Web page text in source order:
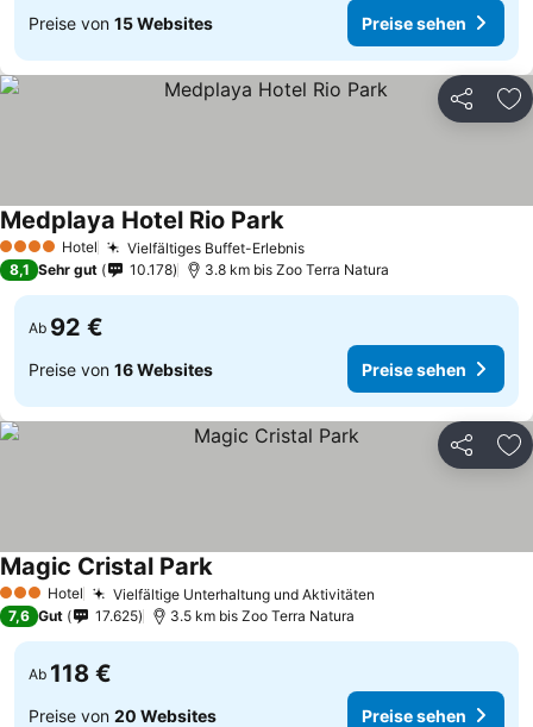
Preise von 15 Websites Preise sehen
Teilen
4 Sterne Hotel Vielfältiges Buffet-Erlebnis
Medplaya Hotel Rio Park
8,1 Sehr gut 10.178 3.8 km bis Zoo Terra Natura
Ab 92 €
Preise von 16 Websites Preise sehen
Teilen
3 SterneHotel Vielfältige Unterhaltung und Aktivitäten
Magic Cristal Park
7,6 Gut 17.625 3.5 km bis Zoo Terra Natura
Ab 118 €
Preise von 20 Websites Preise sehen